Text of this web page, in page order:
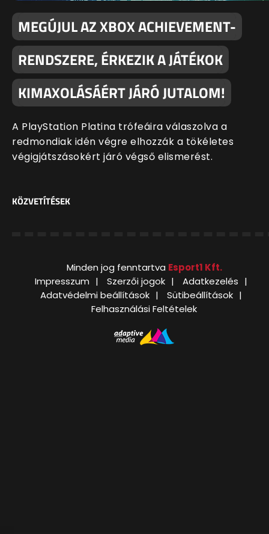
MEGÚJUL AZ XBOX ACHIEVEMENT-
RENDSZERE, ÉRKEZIK A JÁTÉKOK
KIMAXOLÁSÁÉRT JÁRÓ JUTALOM!
A PlayStation Platina trófeáira válaszolva a
redmondiak idén végre elhozzák a tökéletes
végigjátszásokért járó végső elismerést.
KÖZVETÍTÉSEK
Minden jog fenntartva Esport1 Kft.
Impresszum
Szerzői jogok
Adatkezelés
Adatvédelmi beállítások
Sütibeállítások
Felhasználási Feltételek